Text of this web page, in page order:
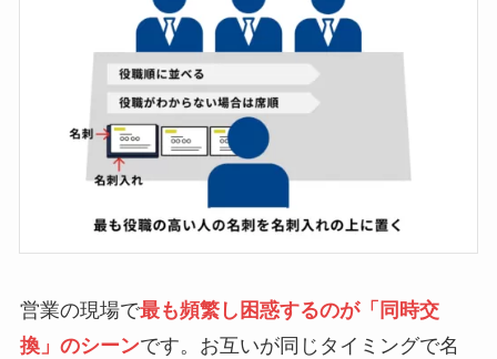
営業の現場で最も頻繁し困惑するのが「同時交
換」のシーンです。お互いが同じタイミングで名